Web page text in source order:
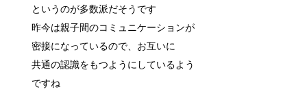
というのが多数派だそうです
昨今は親子間のコミュニケーションが
密接になっているので、お互いに
共通の認識をもつようにしているよう
ですね